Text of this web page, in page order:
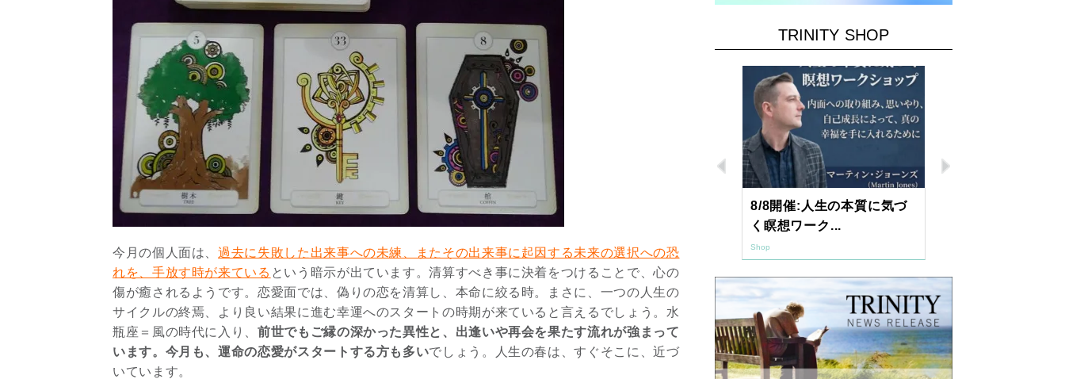
今月の個人面は、過去に失敗した出来事への未練、またその出来事に起因する未来の選択への恐
れを、手放す時が来ている という暗示が出ています。清算すべき事に決着をつけることで、心の
傷が癒されるようです。恋愛面では、偽りの恋を清算し、本命に絞る時。まさに、一つの人生の
サイクルの終焉、より良い結果に進む幸運へのスタートの時期が来ていると言えるでしょう。水
瓶座＝風の時代に入り、前世でもご縁の深かった異性と、出逢いや再会を果たす流れが強まって
います。今月も、運命の恋愛がスタートする方も多いでしょう。人生の春は、すぐそこに、近づ
いています。
TRINITY SHOP
Previous
2026年9月開催! トレイシ
ーアッシュオン...
Shop
8/8開催:人生の本質に気づ
く瞑想ワーク...
Shop